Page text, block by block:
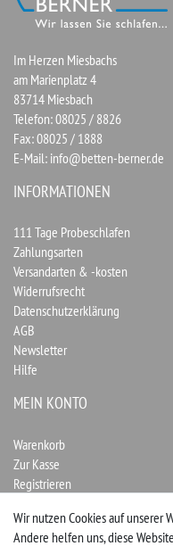
Im Herzen Miesbachs
am Marienplatz 4
83714 Miesbach
Telefon: 08025 / 8826
Fax: 08025 / 1888
E-Mail: info@betten-berner.de
INFORMATIONEN
111 Tage Probeschlafen
Zahlungsarten
Versandarten & -kosten
Widerrufsrecht
Datenschutzerklärung
AGB
Newsletter
Hilfe
MEIN KONTO
Warenkorb
Zur Kasse
Registrieren
Wir nutzen Cookies auf unserer
Andere helfen uns, diese